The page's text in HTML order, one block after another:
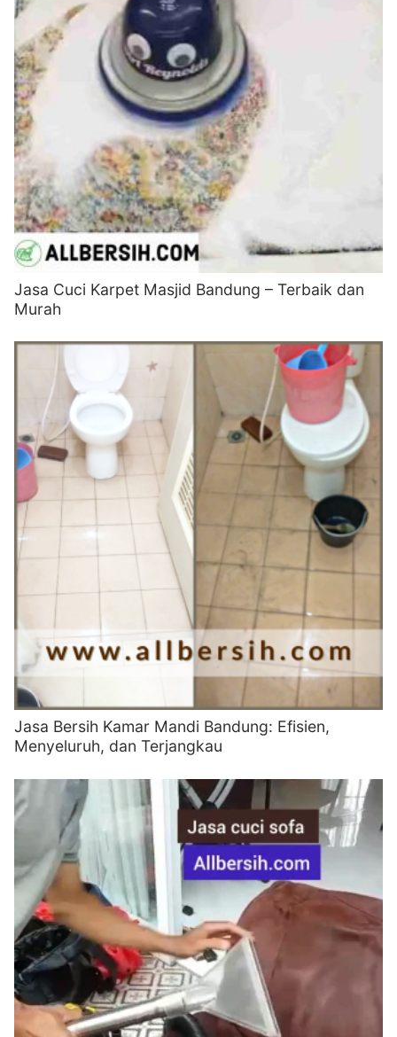
Jasa Cuci Karpet Masjid Bandung – Terbaik dan
Murah
Jasa Bersih Kamar Mandi Bandung: Efisien,
Menyeluruh, dan Terjangkau